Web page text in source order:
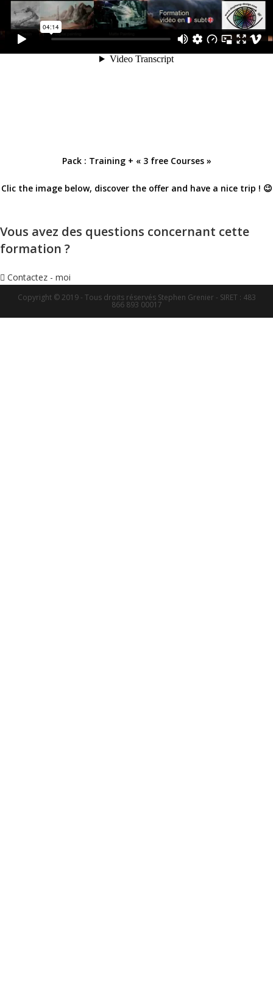
Pack : Training + « 3 free Courses »
Clic the image below, discover the offer and have a nice trip ! 😉
Vous avez des questions concernant cette
formation ?
Contactez - moi
Copyright © 2019 - Tous droits réservés Stephen Grenier - SIRET : 483
866 893 00017